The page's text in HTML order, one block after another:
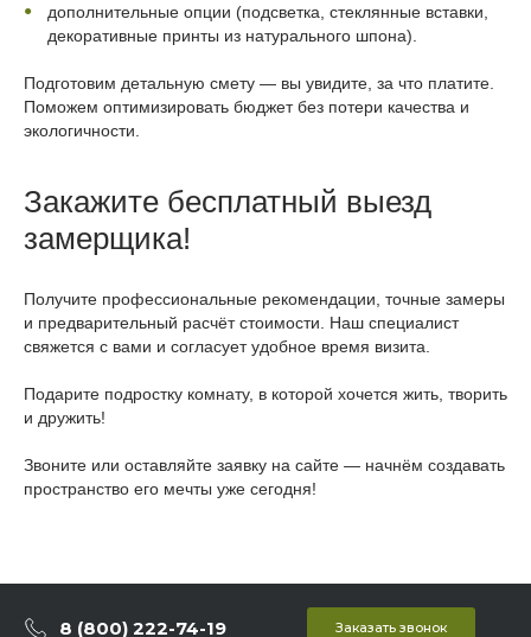
дополнительные опции (подсветка, стеклянные вставки,
декоративные принты из натурального шпона).
Подготовим детальную смету — вы увидите, за что платите.
Поможем оптимизировать бюджет без потери качества и
экологичности.
Закажите бесплатный выезд
замерщика!
Получите профессиональные рекомендации, точные замеры
и предварительный расчёт стоимости. Наш специалист
свяжется с вами и согласует удобное время визита.
Подарите подростку комнату, в которой хочется жить, творить
и дружить!
Звоните или оставляйте заявку на сайте — начнём создавать
пространство его мечты уже сегодня!
8 (800) 222-74-19 Заказать звонок